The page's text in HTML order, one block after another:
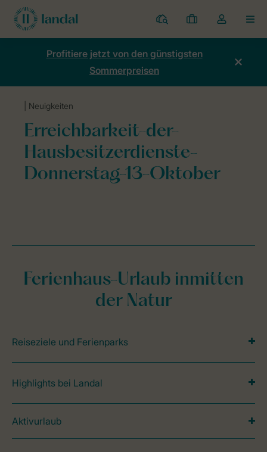
Ferienparks
Meine
Buchungen
Dropdown-
Menü
Kontos
Profitiere jetzt von den günstigsten
Sommerpreisen
Home
| Neuigkeiten
Erreichbarkeit-der-
Hausbesitzerdienste-
Donnerstag-13-Oktober
Ferienhaus-Urlaub inmitten
der Natur
Reiseziele und Ferienparks
Highlights bei Landal
Aktivurlaub